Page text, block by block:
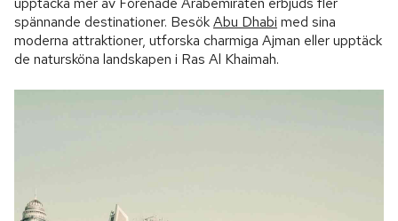
spännande destinationer. BesökAbu Dhabi med sina
moderna attraktioner, utforska charmiga Ajman eller upptäck
de natursköna landskapen i Ras Al Khaimah.